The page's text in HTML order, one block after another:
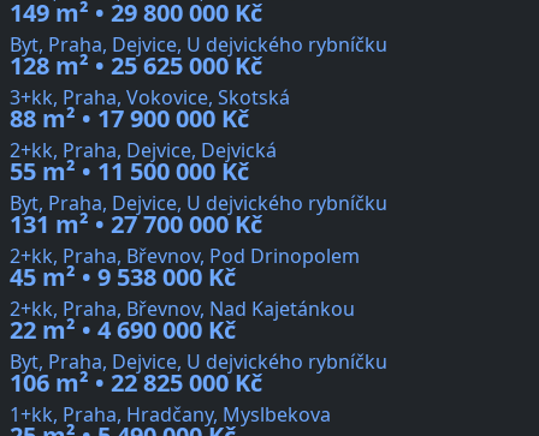
149 m² • 29 800 000 Kč
Byt, Praha, Dejvice, U dejvického rybníčku
128 m² • 25 625 000 Kč
3+kk, Praha, Vokovice, Skotská
88 m² • 17 900 000 Kč
2+kk, Praha, Dejvice, Dejvická
55 m² • 11 500 000 Kč
Byt, Praha, Dejvice, U dejvického rybníčku
131 m² • 27 700 000 Kč
2+kk, Praha, Břevnov, Pod Drinopolem
45 m² • 9 538 000 Kč
2+kk, Praha, Břevnov, Nad Kajetánkou
22 m² • 4 690 000 Kč
Byt, Praha, Dejvice, U dejvického rybníčku
106 m² • 22 825 000 Kč
1+kk, Praha, Hradčany, Myslbekova